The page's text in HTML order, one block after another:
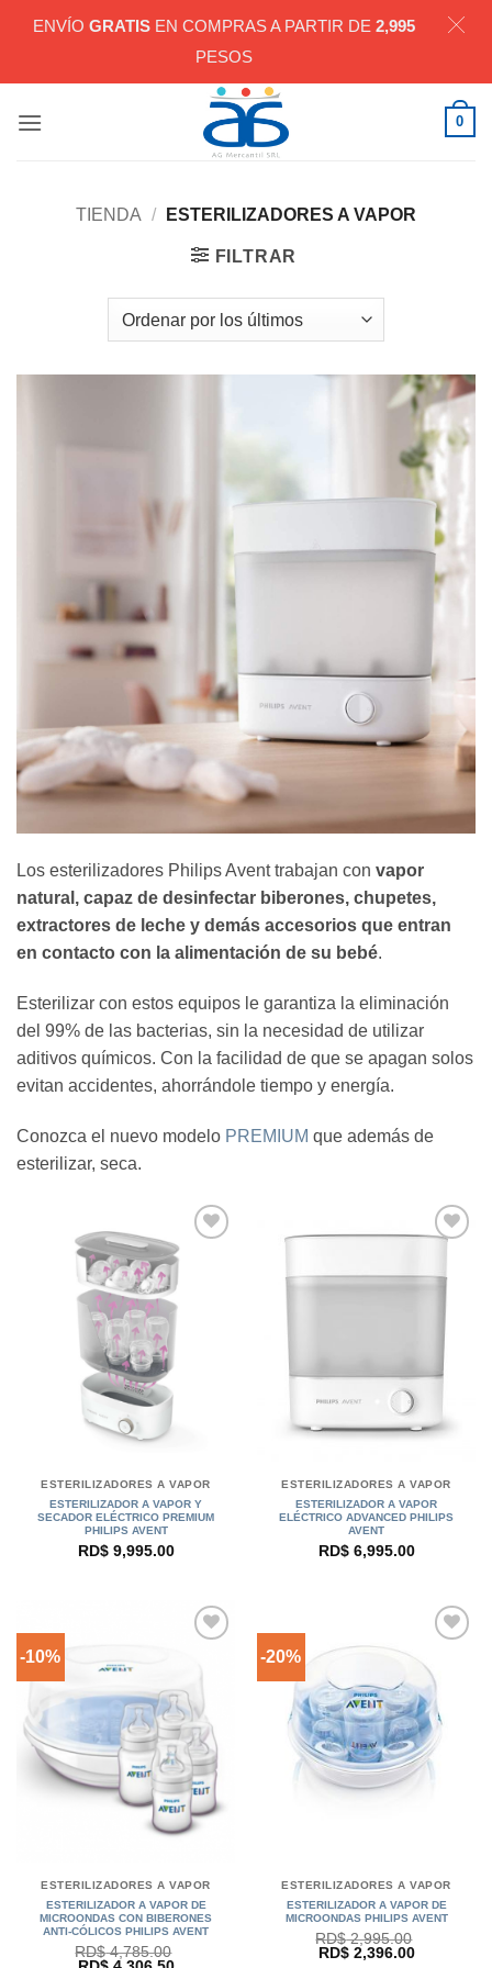
0
TIENDA / ESTERILIZADORES A VAPOR
FILTRAR
Los esterilizadores Philips Avent trabajan con vapor
natural, capaz de desinfectar biberones, chupetes,
extractores de leche y demás accesorios que entran
en contacto con la alimentación de su bebé.
Esterilizar con estos equipos le garantiza la eliminación
del 99% de las bacterias, sin la necesidad de utilizar
aditivos químicos. Con la facilidad de que se apagan solos
evitan accidentes, ahorrándole tiempo y energía.
Conozca el nuevo modelo PREMIUM que además de
esterilizar, seca.
ESTERILIZADORES A VAPOR
ESTERILIZADOR A VAPOR Y
SECADOR ELÉCTRICO PREMIUM
PHILIPS AVENT
RD$9,995.00
ESTERILIZADORES A VAPOR
ESTERILIZADOR A VAPOR
ELÉCTRICO ADVANCED PHILIPS
AVENT
RD$6,995.00
-10%
ESTERILIZADORES A VAPOR
ESTERILIZADOR A VAPOR DE
MICROONDAS CON BIBERONES
ANTI-CÓLICOS PHILIPS AVENT
RD$4,785.00
-20%
ESTERILIZADORES A VAPOR
ESTERILIZADOR A VAPOR DE
MICROONDAS PHILIPS AVENT
RD$2,995.00
El
RD$2,396.00El
ENVÍO GRATIS EN COMPRAS A PARTIR DE 2,995
PESOS